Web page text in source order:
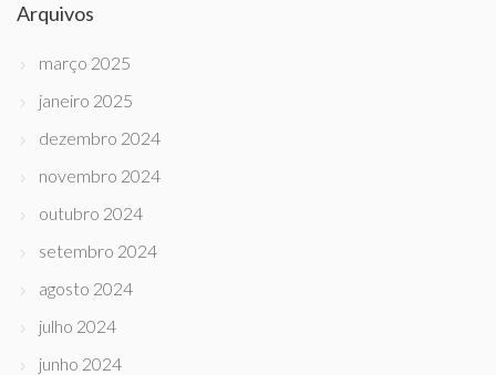
Arquivos
março 2025
janeiro 2025
dezembro 2024
novembro 2024
outubro 2024
setembro 2024
agosto 2024
julho 2024
junho 2024